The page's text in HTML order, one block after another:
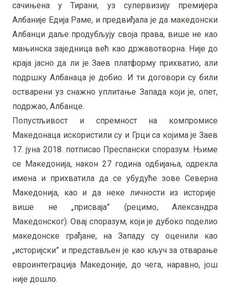
сачињена у Тирани, уз супервизију премијера
Албаније Едија Раме, и предвиђала је да македонски
Албанци даље продубљују своја права, више не као
мањинска заједница већ као државотворна. Није до
краја јасно да ли је Заев платформу прихватио, али
подршку Албанаца је добио. И ти договори су били
остварени уз снажно уплитање Запада који је, опет,
подржао, Албанце.
Попустљивост и спремност на компромисе
Македонаца искористили су и Грци са којима је Заев
17. јуна 2018. потписао Преспански споразум. Њиме
се Македонија, након 27 година одбијања, одрекла
имена и прихватила да се убудуће зове Северна
Македонија, као и да неке личности из историје
више не „присваја” (рецимо, Александра
Македонског). Овај споразум, који је дубоко поделио
македонске грађане, на Западу су оценили као
„историјски” и представљен је као кључ за отварање
евроинтеграција Македоније, до чега, наравно, још
није дошло.